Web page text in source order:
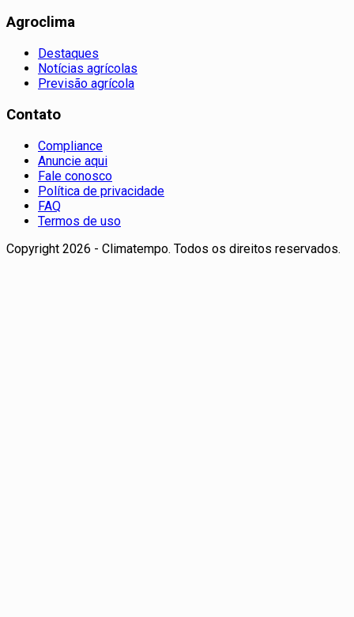
Agroclima
Destaques
Notícias agrícolas
Previsão agrícola
Contato
Compliance
Anuncie aqui
Fale conosco
Política de privacidade
FAQ
Termos de uso
Copyright 2026 - Climatempo. Todos os direitos reservados.